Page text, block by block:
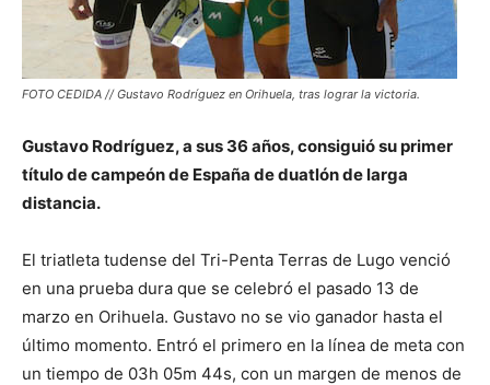
FOTO CEDIDA // Gustavo Rodríguez en Orihuela, tras lograr la victoria.
Gustavo Rodríguez, a sus 36 años, consiguió su primer
título de campeón de España de duatlón de larga
distancia.
El triatleta tudense del Tri-Penta Terras de Lugo venció
en una prueba dura que se celebró el pasado 13 de
marzo en Orihuela. Gustavo no se vio ganador hasta el
último momento. Entró el primero en la línea de meta con
un tiempo de 03h 05m 44s, con un margen de menos de